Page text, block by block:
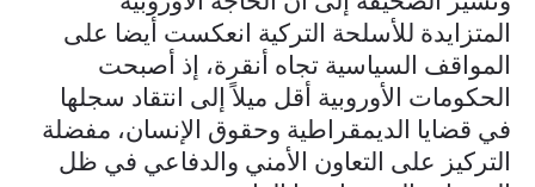
المتزايدة للأسلحة التركية انعكست أيضا على
المواقف السياسية تجاه أنقرة، إذ أصبحت
الحكومات الأوروبية أقل ميلاً إلى انتقاد سجلها
في قضايا الديمقراطية وحقوق الإنسان، مفضلة
التركيز على التعاون الأمني والدفاعي في ظل